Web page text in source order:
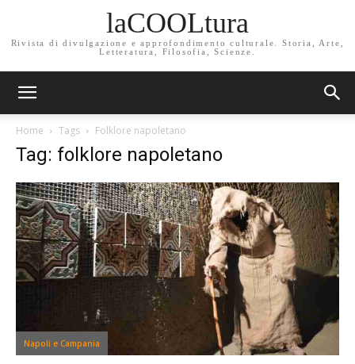
laCOOLtura
Rivista di divulgazione e approfondimento culturale. Storia, Arte,
Letteratura, Filosofia, Scienze.
Home Tags Folklore napoletano
Tag: folklore napoletano
Napoli e Campania